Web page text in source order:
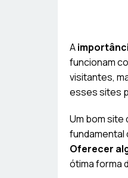
A
funcionam
visitantes,
esses sites
Um bom site
fundamental
Oferecer
ótima forma